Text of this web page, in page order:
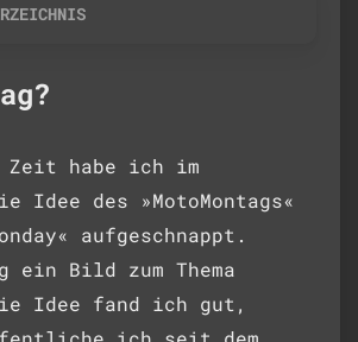
habe ich im
Idee des »MotoMontags«
aufgeschnappt.
ein Bild zum Thema
Idee fand ich gut,